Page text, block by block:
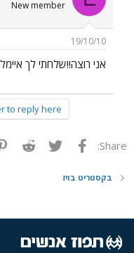
New member
19/10/10
אני רוצה!!שלחתי לך
to reply here.
Share: פייסבוק Twitter
בקסטריט בויז